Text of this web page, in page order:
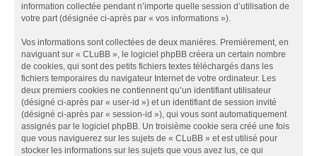
information collectée pendant n’importe quelle session d’utilisation de
votre part (désignée ci-après par « vos informations »).
Vos informations sont collectées de deux manières. Premièrement, en
naviguant sur « CLuBB », le logiciel phpBB créera un certain nombre
de cookies, qui sont des petits fichiers textes téléchargés dans les
fichiers temporaires du navigateur Internet de votre ordinateur. Les
deux premiers cookies ne contiennent qu’un identifiant utilisateur
(désigné ci-après par « user-id ») et un identifiant de session invité
(désigné ci-après par « session-id »), qui vous sont automatiquement
assignés par le logiciel phpBB. Un troisième cookie sera créé une fois
que vous naviguerez sur les sujets de « CLuBB » et est utilisé pour
stocker les informations sur les sujets que vous avez lus, ce qui